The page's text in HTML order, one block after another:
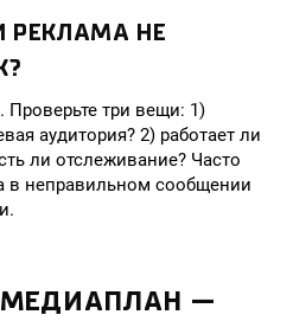
РЕКЛАМА НЕ
три вещи: 1)
аудитория? 2) работает ли
ли отслеживание? Часто
в неправильном сообщении
—